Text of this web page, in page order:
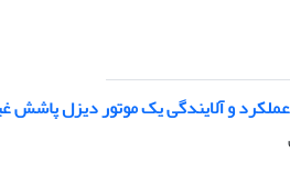
و آلایندگی یک موتور دیزل پاشش